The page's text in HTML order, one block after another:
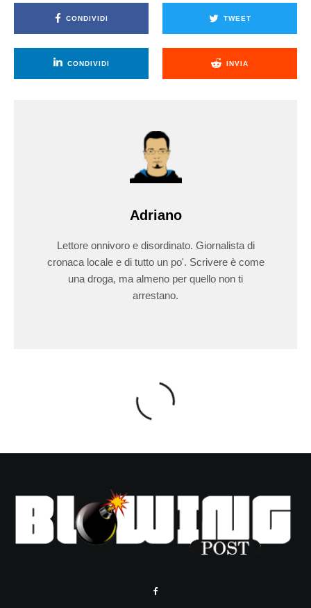
CONDIVIDI TWEET
CONDIVIDI INVIA
Adriano
Lettore onnivoro e disordinato. Giornalista di
cronaca locale e di tutto un po'. Scrivere è come
una droga, ma almeno per quello non ti
arrestano.